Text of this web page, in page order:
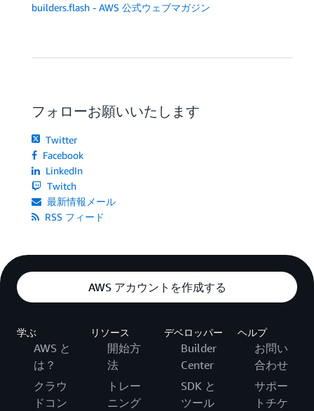
builders.flash - AWS 公式ウェブマガジン
フォローお願いいたします
Twitter
Facebook
LinkedIn
Twitch
最新情報メール
RSS フィード
AWS アカウントを作成する
学ぶ
AWS と
は？
クラウ
ドコン
リソース
開始方
法
トレー
ニング
デベロッパー
Builder
Center
SDK と
ツール
ヘルプ
お問い
合わせ
サポー
トチケ